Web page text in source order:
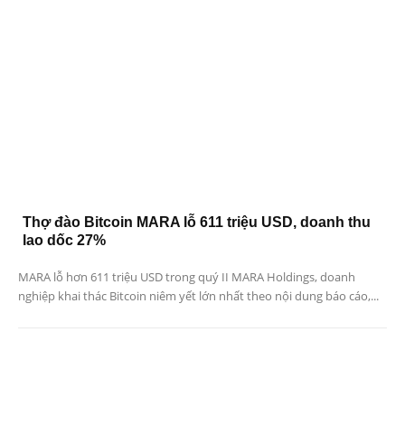
Thợ đào Bitcoin MARA lỗ 611 triệu USD, doanh thu
lao dốc 27%
MARA lỗ hơn 611 triệu USD trong quý II MARA Holdings, doanh
nghiệp khai thác Bitcoin niêm yết lớn nhất theo nội dung báo cáo,...